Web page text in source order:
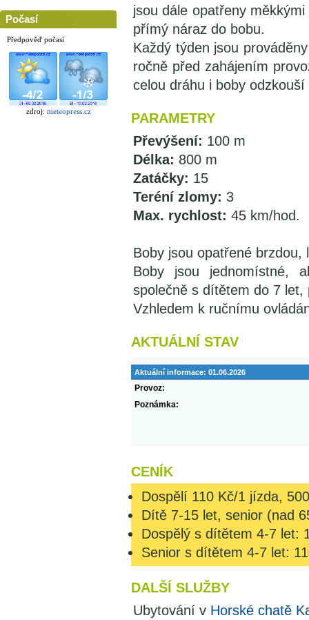
Počasí
Předpověď počasí
zdroj: meteopress.cz
jsou dále opatřeny
přímý náraz do bobu.
Každý týden jsou
ročně před zahájením
celou dráhu i boby
PARAMETRY
Převýšení: 100 m
Délka: 800 m
Zatáčky: 15
Teréní zlomy: 3
Max. rychlost: 45 km/hod.
Boby jsou opatřené
Boby jsou jednomístné,
společně s dítětem do 7 let,
Vzhledem k ručnímu
AKTUÁLNÍ STAV
Aktuální informace: 01.06.2026
Provoz:
Poznámka:
CENÍK
Dospělí 110 Kč/1 jízda,
Dítě 7-15 let, senior (nad
Dospělý s dítětem 4-7 let:
Senior s dítětem 4-7 let:
DALŠÍ SLUŽBY
Ubytování v Horské chatě